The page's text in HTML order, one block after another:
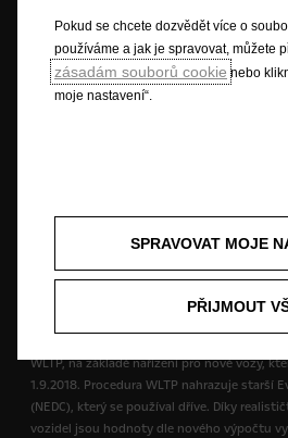
výrobků platných ve Vaší zemi se obraťte na
Ilustrace a popisy mohou odkazovat nebo
zemi prodeje vozu. V některých zemích
informace o našich vozidlech získáte u
WLTP, na základě nařízení pro nové vozy,
1.9.2018. Procedura WLTP nahrazuje starší
(NEDC), který se používal dříve. Díky
vozidel jsou hodnoty dle nového výpočtu
Pokud se chcete dozvědět více o
používáme a jak je spravovat, můžete
zásadám souborů cookie nebo
moje nastavení“.
SPRAVOVAT MOJE
PŘIJMOUT